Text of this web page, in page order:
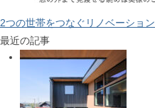
2つの世帯をつなぐリノベーション
最近の記事